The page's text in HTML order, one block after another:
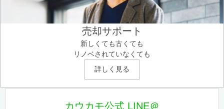
売却サポート
新しくても古くても
リノベされていなくても
詳しく見る
カウカモ公式 LINE＠